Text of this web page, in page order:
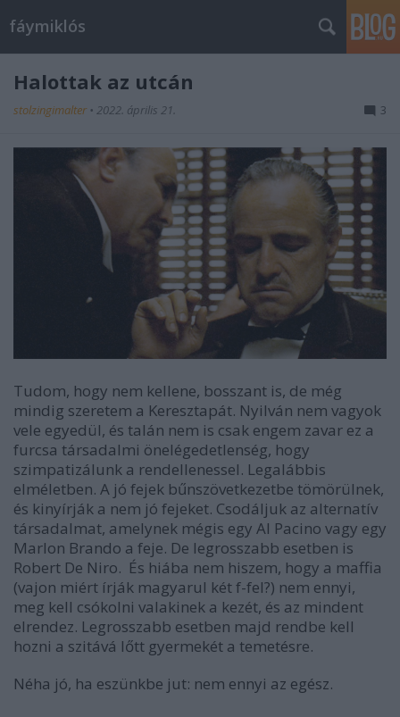
fáymiklós
Halottak az utcán
stolzingimalter • 2022. április 21. 3
Tudom, hogy nem kellene, bosszant is, de még
mindig szeretem a Keresztapát. Nyilván nem vagyok
vele egyedül, és talán nem is csak engem zavar ez a
furcsa társadalmi önelégedetlenség, hogy
szimpatizálunk a rendellenessel. Legalábbis
elméletben. A jó fejek bűnszövetkezetbe tömörülnek,
és kinyírják a nem jó fejeket. Csodáljuk az alternatív
társadalmat, amelynek mégis egy Al Pacino vagy egy
Marlon Brando a feje. De legrosszabb esetben is
Robert De Niro. És hiába nem hiszem, hogy a maffia
(vajon miért írják magyarul két f-fel?) nem ennyi,
meg kell csókolni valakinek a kezét, és az mindent
elrendez. Legrosszabb esetben majd rendbe kell
hozni a szitává lőtt gyermekét a temetésre.
Néha jó, ha eszünkbe jut: nem ennyi az egész.